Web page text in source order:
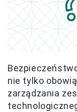
nie tylko
zarządzania